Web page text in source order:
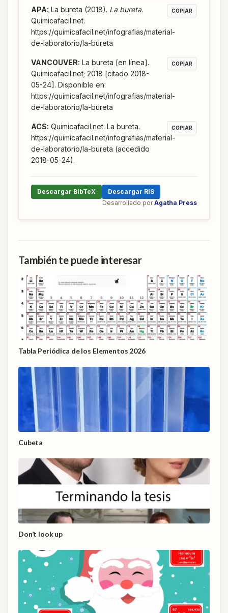
APA: La bureta (2018). La bureta.
Quimicafacil.net.
https://quimicafacil.net/infografias/material-
de-laboratorio/la-bureta
COPIAR
VANCOUVER: La bureta [en línea].
Quimicafacil.net; 2018 [citado 2018-
05-24]. Disponible en:
https://quimicafacil.net/infografias/material-
de-laboratorio/la-bureta
COPIAR
ACS: Quimicafacil.net. La bureta.
https://quimicafacil.net/infografias/material-
de-laboratorio/la-bureta (accedido
2018-05-24).
COPIAR
Descargar BibTeX
Descargar RIS
Desarrollado por Agatha Press
También te puede interesar
Tabla Periódica de los Elementos 2026
Cubeta
Don’t look up